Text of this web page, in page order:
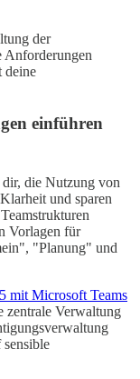
der
Anforderungen
deine
einführen
dir, die Nutzung von
und sparen
Vorlagen für
"Planung" und
mit Microsoft Teams
zentrale Verwaltung
sensible